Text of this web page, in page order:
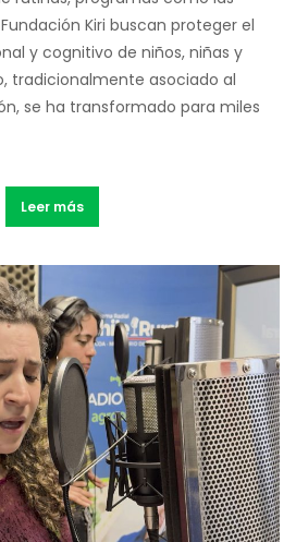
Kiri buscan proteger el
y cognitivo de niños, niñas y
tradicionalmente asociado al
se ha transformado para miles
Leer más